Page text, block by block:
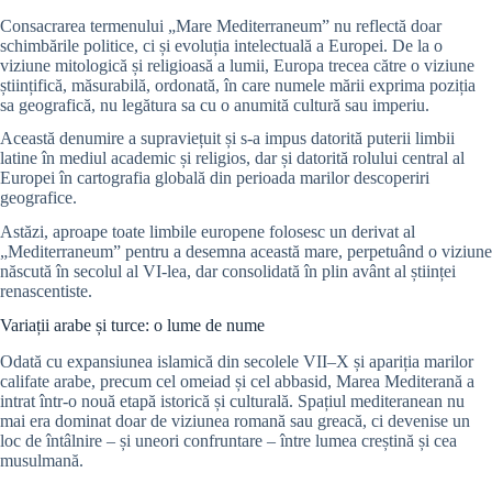
Consacrarea termenului „Mare Mediterraneum” nu reflectă doar
schimbările politice, ci și evoluția intelectuală a Europei. De la o
viziune mitologică și religioasă a lumii, Europa trecea către o viziune
științifică, măsurabilă, ordonată, în care numele mării exprima poziția
sa geografică, nu legătura sa cu o anumită cultură sau imperiu.
Această denumire a supraviețuit și s-a impus datorită puterii limbii
latine în mediul academic și religios, dar și datorită rolului central al
Europei în cartografia globală din perioada marilor descoperiri
geografice.
Astăzi, aproape toate limbile europene folosesc un derivat al
„Mediterraneum” pentru a desemna această mare, perpetuând o viziune
născută în secolul al VI-lea, dar consolidată în plin avânt al științei
renascentiste.
Variații arabe și turce: o lume de nume
Odată cu expansiunea islamică din secolele VII–X și apariția marilor
califate arabe, precum cel omeiad și cel abbasid, Marea Mediterană a
intrat într-o nouă etapă istorică și culturală. Spațiul mediteranean nu
mai era dominat doar de viziunea romană sau greacă, ci devenise un
loc de întâlnire – și uneori confruntare – între lumea creștină și cea
musulmană.